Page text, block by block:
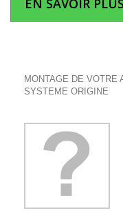
EN SAVOIR PLUS
MONTAGE DE VOTRE
SYSTEME ORIGINE